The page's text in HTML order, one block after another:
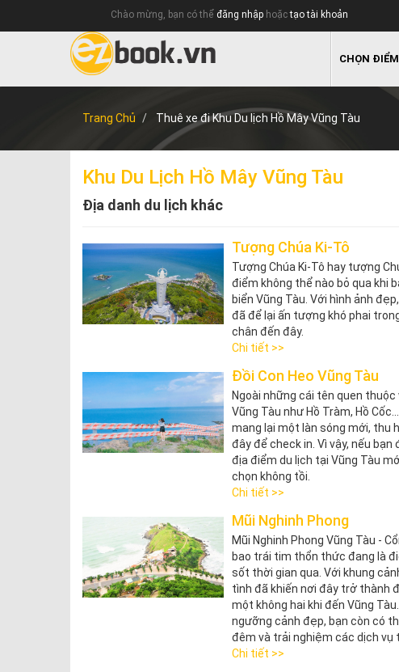
Chào mừng, bạn có thể đăng nhập hoặctạo tài khoản
CHỌN
Trang Chủ Thuê xe đi Khu Du lịch Hồ Mây Vũng Tàu
Khu Du Lịch Hồ Mây Vũng Tàu
Địa danh du lịch khác
Tượng Chúa Ki-Tô
Tượng Chúa Ki-Tô hay tượng
điểm không thể nào bỏ qua khi
biển Vũng Tàu. Với hình ảnh
đã để lại ấn tượng khó phai
chân đến đây.
Chi tiết >>
Đồi Con Heo Vũng Tàu
Ngoài những cái tên quen
Vũng Tàu như Hồ Tràm, Hồ
mang lại một làn sóng mới, thu
đây để check in. Vì vậy, nếu
địa điểm du lịch tại Vũng Tàu
chọn không tồi.
Chi tiết >>
Mũi Nghinh Phong
Mũi Nghinh Phong Vũng Tàu -
bao trái tim thổn thức đang là
sốt thời gian qua. Với khung
tình đã khiến nơi đây trở thành
một không hai khi đến Vũng
ngưỡng cảnh đẹp, bạn còn có
đêm và trải nghiệm các dịch vụ
Chi tiết >>